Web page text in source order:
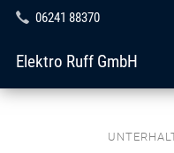
06241 88370
Elektro Ruff GmbH